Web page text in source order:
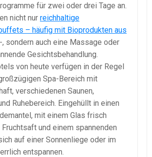
für zwei oder drei Tage an.
nicht nur reichhaltige
– häufig mit Bioprodukten aus
-, sondern auch eine Massage oder
Gesichtsbehandlung.
von heute verfügen in der Regel
Spa-Bereich mit
verschiedenen Saunen,
Ruhebereich. Eingehüllt in einen
mit einem Glas frisch
und einem spannenden
auf einer Sonnenliege oder im
entspannen.